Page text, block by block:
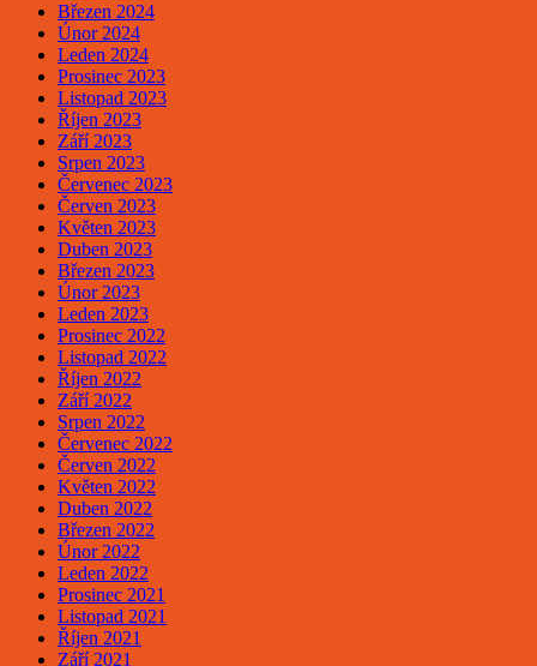
Březen 2024
Únor 2024
Leden 2024
Prosinec 2023
Listopad 2023
Říjen 2023
Září 2023
Srpen 2023
Červenec 2023
Červen 2023
Květen 2023
Duben 2023
Březen 2023
Únor 2023
Leden 2023
Prosinec 2022
Listopad 2022
Říjen 2022
Září 2022
Srpen 2022
Červenec 2022
Červen 2022
Květen 2022
Duben 2022
Březen 2022
Únor 2022
Leden 2022
Prosinec 2021
Listopad 2021
Říjen 2021
Září 2021